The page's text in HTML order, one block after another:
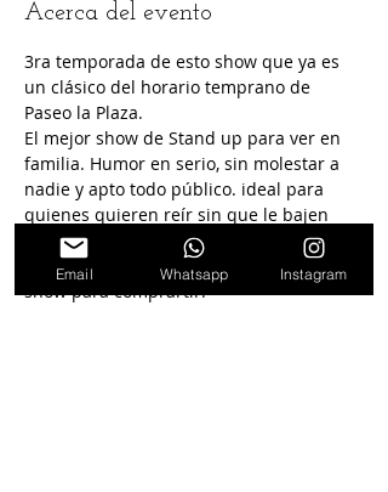
Acerca del evento
3ra temporada de esto show que ya es
un clásico del horario temprano de
Paseo la Plaza.
El mejor show de Stand up para ver en
familia. Humor en serio, sin molestar a
nadie y apto todo público. ideal para
quienes quieren reír sin que le bajen
linea.
No se trata de un show Infantil sino un
show para comprartir.
Email Whatsapp Instagram